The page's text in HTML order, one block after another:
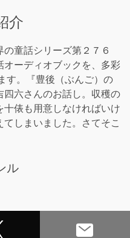
介
童話シリーズ第２７６
ーディオブックを、多彩
す。『豊後（ぶんご）の
六さんのお話し。収穫の
俵も用意しなければいけ
しまいました。さてそこ
ル